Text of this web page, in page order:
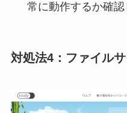
常に動作するか確認
対処法4：ファイル